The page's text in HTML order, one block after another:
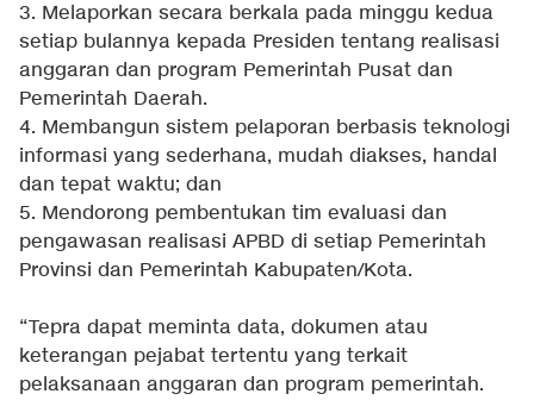
3. Melaporkan secara berkala pada minggu kedua
setiap bulannya kepada Presiden tentang realisasi
anggaran dan program Pemerintah Pusat dan
Pemerintah Daerah.
4. Membangun sistem pelaporan berbasis teknologi
informasi yang sederhana, mudah diakses, handal
dan tepat waktu; dan
5. Mendorong pembentukan tim evaluasi dan
pengawasan realisasi APBD di setiap Pemerintah
Provinsi dan Pemerintah Kabupaten/Kota.
“Tepra dapat meminta data, dokumen atau
keterangan pejabat tertentu yang terkait
pelaksanaan anggaran dan program pemerintah.